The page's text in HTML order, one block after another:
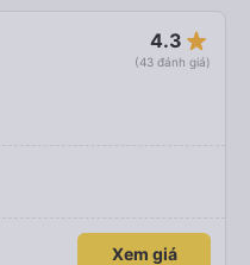
vận chuyển hàng hóa trong
dừng chân. Tôi khuyên bạn nên
4.3 star_rate
(43 đánh giá)
Xem giá